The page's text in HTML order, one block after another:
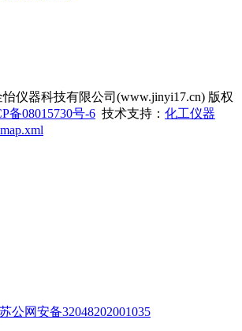
仪器科技有限公司(www.jinyi17.cn) 版权
备08015730号-6 技术支持： 化工仪器
苏公网安备32048202001035